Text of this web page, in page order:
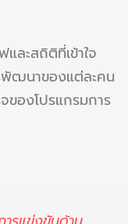
ละสถิติที่เข้าใจ
พัฒนาของแต่ละคน
ของโปรแกรมการ
ารแข่งขันด้าน